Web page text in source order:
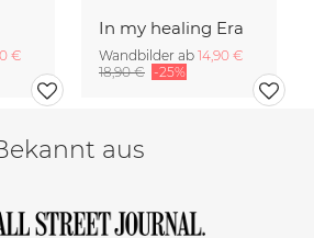
€
In my healing Era
Wandbilder ab 14,90 €
18,90 € -25%
aus